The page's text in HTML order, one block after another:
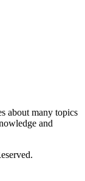
about many topics
and